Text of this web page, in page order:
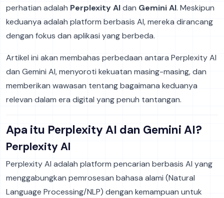
perhatian adalah Perplexity AIdan Gemini AI. Meskipun
keduanya adalah platform berbasis AI, mereka dirancang
dengan fokus dan aplikasi yang berbeda.
Artikel ini akan membahas perbedaan antara Perplexity AI
dan Gemini AI, menyoroti kekuatan masing-masing, dan
memberikan wawasan tentang bagaimana keduanya
relevan dalam era digital yang penuh tantangan.
Apa itu Perplexity AI dan Gemini AI?
Perplexity AI
Perplexity AI adalah platform pencarian berbasis AI yang
menggabungkan pemrosesan bahasa alami (Natural
Language Processing/NLP) dengan kemampuan untuk